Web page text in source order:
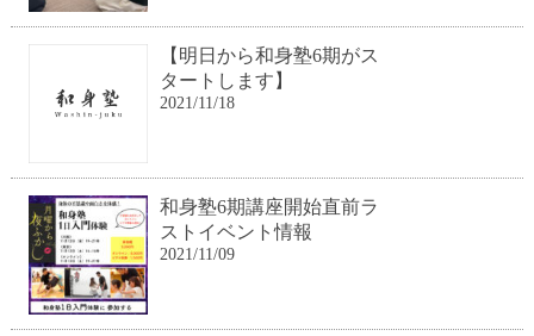
【明日から和身塾6期がス
タートします】
2021/11/18
和身塾6期講座開始直前ラ
ストイベント情報
2021/11/09